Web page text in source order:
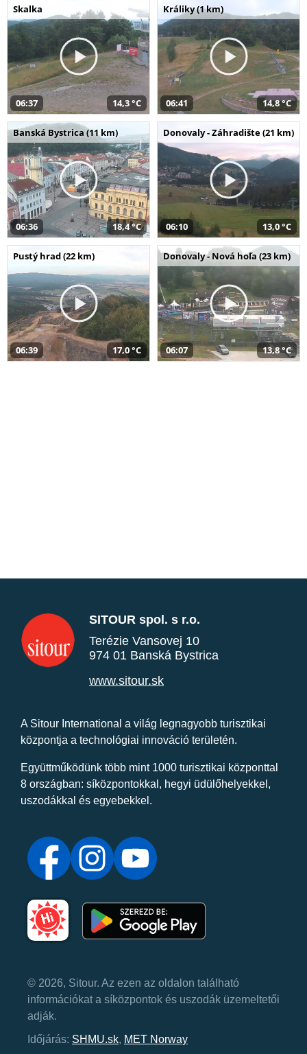
Skalka
06:37 14,3 °C
Králiky (1 km)
06:41 14,8 °C
Banská Bystrica (11 km)
06:36 18,4 °C
Donovaly - Záhradište (21 km)
06:10 13,0 °C
Pustý hrad (22 km)
06:39 17,0 °C
Donovaly - Nová hoľa (23 km)
06:07 13,8 °C
SITOUR spol. s r.o.
Terézie Vansovej 10
974 01 Banská Bystrica
www.sitour.sk
A Sitour International a világ legnagyobb turisztikai
központja a technológiai innováció területén.
Együttműködünk több mint 1000 turisztikai központtal
8 országban: síközpontokkal, hegyi üdülőhelyekkel,
uszodákkal és egyebekkel.
© 2026, Sitour. Az ezen az oldalon található
információkat a síközpontok és uszodák üzemeltetői
adják.
Időjárás: SHMU.sk, MET Norway